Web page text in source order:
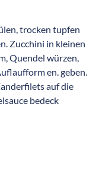
trocken tupfen
Zucchini in kleinen
Quendel würzen,
en. geben.
auf die
bedeck